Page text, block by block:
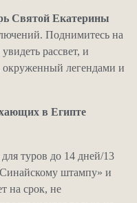
Святой Екатерины
Поднимитесь на
рассвет, и
окруженный легендами и
в Египте
туров до 14 дней/13
штампу» и
на срок, не